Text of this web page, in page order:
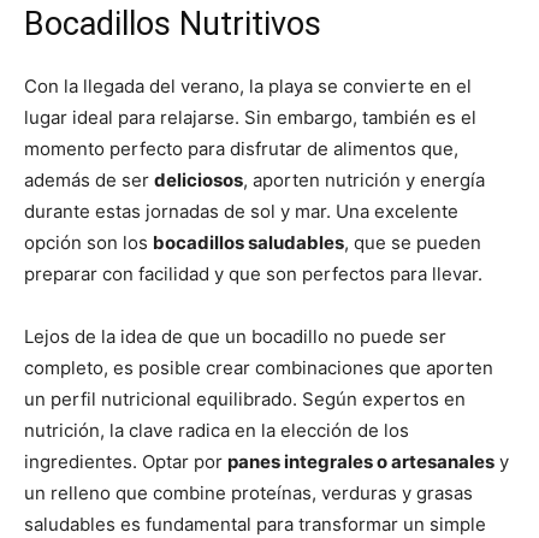
Bocadillos Nutritivos
Con la llegada del verano, la playa se convierte en el
lugar ideal para relajarse. Sin embargo, también es el
momento perfecto para disfrutar de alimentos que,
además de ser deliciosos, aporten nutrición y energía
durante estas jornadas de sol y mar. Una excelente
opción son los bocadillos saludables, que se pueden
preparar con facilidad y que son perfectos para llevar.
Lejos de la idea de que un bocadillo no puede ser
completo, es posible crear combinaciones que aporten
un perfil nutricional equilibrado. Según expertos en
nutrición, la clave radica en la elección de los
ingredientes. Optar por panes integrales o artesanales y
un relleno que combine proteínas, verduras y grasas
saludables es fundamental para transformar un simple